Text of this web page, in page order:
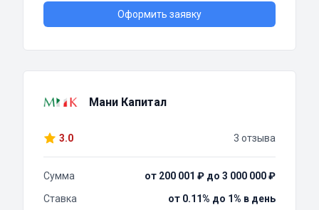
Оформить заявку
Мани Капитал
3.0 3 отзыва
Сумма
от 200 001 ₽ до 3 000 000 ₽
Ставка
от 0.11% до 1% в день